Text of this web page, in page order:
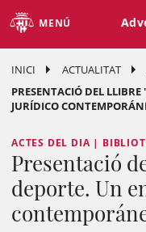
MENÚ
INICI ACTUALITAT
PRESENTACIÓ DEL
JURÍDICO
ACTES DEL DIA |
Presentació
deporte. Un